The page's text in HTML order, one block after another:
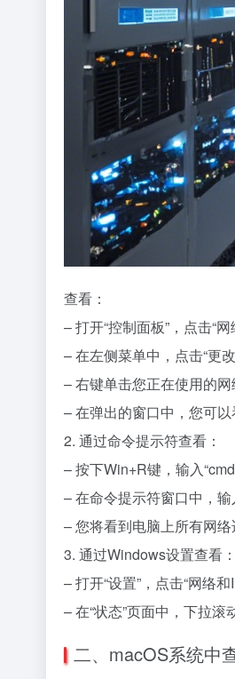
查看：
– 打开“控制面板”，点击“
– 在左侧菜单中，点击“更改
– 右键单击您正在使用的网
– 在弹出的窗口中，您可以
2. 通过命令提示符查看：
– 按下Win+R键，输入
– 在命令提示符窗口中，输
– 您将看到电脑上所有网络
3. 通过Windows设置查看：
– 打开“设置”，点击“网络和
– 在“状态”页面中，下拉滚
二、macOS系统中